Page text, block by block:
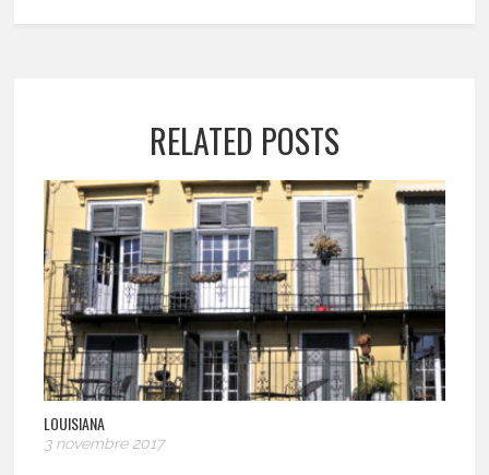
RELATED POSTS
LOUISIANA
3 novembre 2017